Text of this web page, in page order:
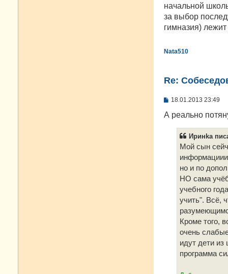
начальной
за выбор
гимназия)
Nata510
Re:
С
о
б
18.01.2013 23:49
А реально
Иринkа
Мой сын
информациии
но и по
НО сама
учебного
учить". Всё,
Кроме того,
очень
идут дети
программа